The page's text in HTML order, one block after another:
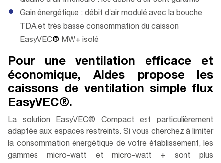
Gain énergétique : débit d’air modulé avec la bouche
TDA et très basse consommation du caisson
EasyVEC® MW+ isolé
Pour une ventilation efficace et
économique, Aldes propose les
caissons de ventilation simple flux
EasyVEC®.
La solution EasyVEC® Compact est particulièrement
adaptée aux espaces restreints. Si vous cherchez à limiter
la consommation énergétique de votre établissement, les
gammes micro-watt et micro-watt + sont plus